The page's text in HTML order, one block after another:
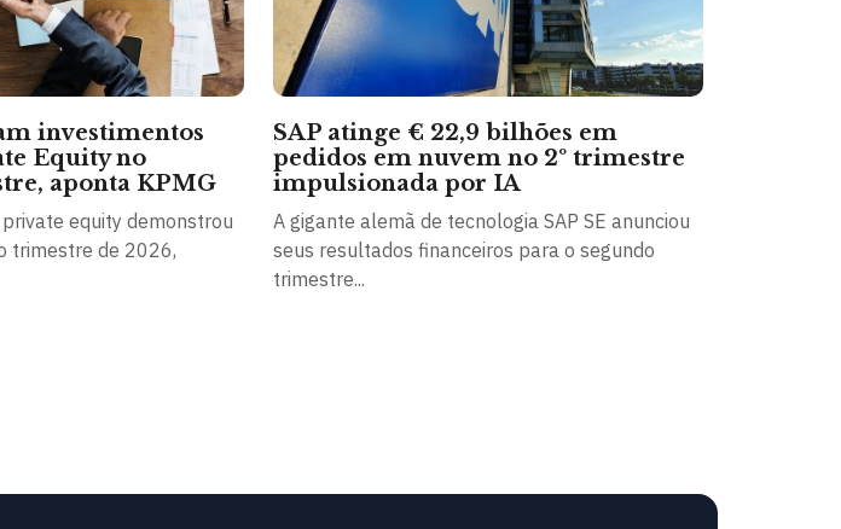
investimentos
Equity no
aponta KPMG
equity demonstrou
trimestre de 2026,
SAP atinge € 22,9 bilhões em
pedidos em nuvem no 2º trimestre
impulsionada por IA
A gigante alemã de tecnologia SAP SE anunciou
seus resultados financeiros para o segundo
trimestre...